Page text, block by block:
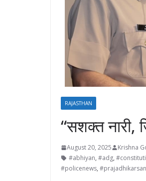
RAJASTHAN
“सशक्त नारी,
August 20, 2025 Krishna
#abhiyan, #adg,
#policenews,